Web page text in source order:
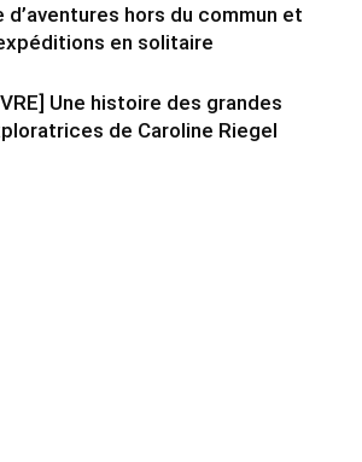
d’aventures hors du commun et
en solitaire
Une histoire des grandes
de Caroline Riegel